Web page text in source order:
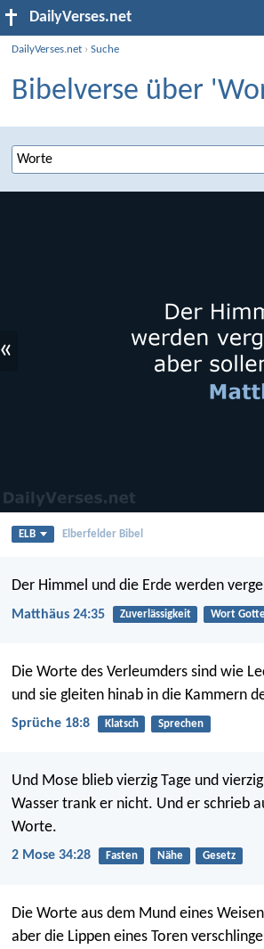
DailyVerses.net
DailyVerses.net ›Suche
Bibelverse über
«
ELB Elberfelder Bibel
Der Himmel und die Erde werden
Matthäus 24:35 Zuverlässigkeit Wort
Die Worte des Verleumders sind wie
und sie gleiten hinab in die Kammern
Sprüche 18:8 Klatsch Sprechen
Und Mose blieb vierzig Tage und
Wasser trank er nicht. Und er schrieb
Worte.
2 Mose 34:28 Fasten Nähe Gesetz
Die Worte aus dem Mund eines Weisen
aber die Lippen eines Toren